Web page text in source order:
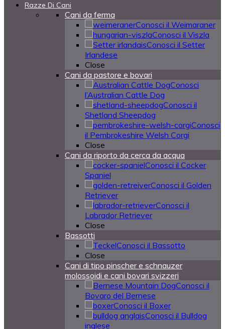
Razze Di Cani
Cani da ferma
Conosci il Weimaraner
Conosci il Viszla
Conosci il Setter
Irlandese
Close
Cani da pastore e bovari
Conosci
l’Australian Cattle Dog
Conosci il
Shetland Sheepdog
Conosci
il Pembrokeshire Welsh Corgi
Close
Cani da riporto da cerca da acqua
Conosci il Cocker
Spaniel
Conosci il Golden
Retriever
Conosci il
Labrador Retriever
Close
Bassotti
Conosci il Bassotto
Close
Cani di tipo pinscher e schnauzer
molossoidi e cani bovari svizzeri
Conosci il
Bovaro del Bernese
Conosci il Boxer
Conosci il Bulldog
inglese